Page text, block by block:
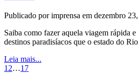
Publicado por imprensa em dezembro
Saiba como fazer aquela viagem rápida
destinos paradisíacos que o estado do
Leia mais...
1 2…17